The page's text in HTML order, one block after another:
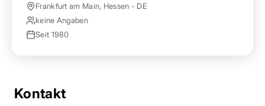
Frankfurt am Main, Hessen - DE
keine Angaben
Seit 1980
Kontakt